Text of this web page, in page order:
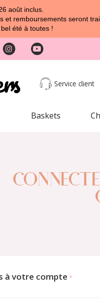
août inclus.
remboursements seront
été à toutes !
Service client
Baskets
à votre compte